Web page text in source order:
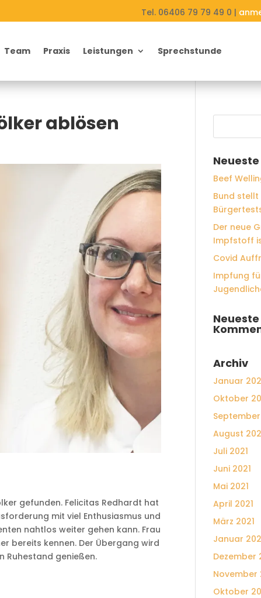
Tel. 06406 79 79 49 0 |
Team Praxis Leistungen Sprechstunde
ablösen
gefunden. Felicitas Redhardt hat
mit viel Enthusiasmus und
nahtlos weiter gehen kann. Frau
bereits kennen. Der Übergang wird
Ruhestand genießen.
Beef
Bund
Der neue
Impfstoff
Covid
Impfung
Neueste
Archiv
Januar
Oktober
September
August
Juli 2021
Juni 2021
Mai 2021
April 2021
März 2021
Januar
Dezember
November
Oktober